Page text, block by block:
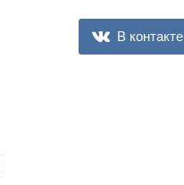
В контакте